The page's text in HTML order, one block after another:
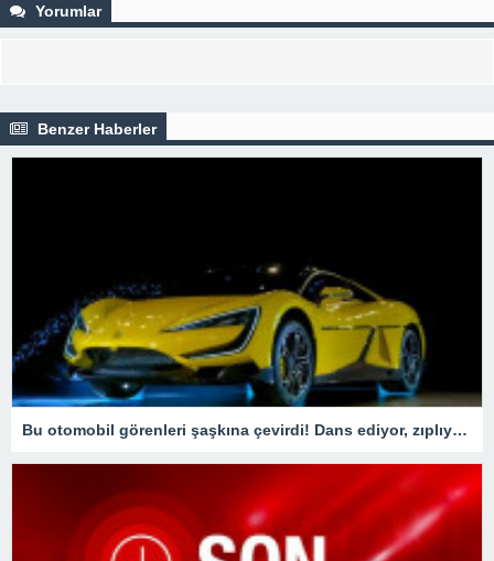
Yorumlar
Benzer Haberler
Bu otomobil görenleri şaşkına çevirdi! Dans ediyor, zıplıyor…